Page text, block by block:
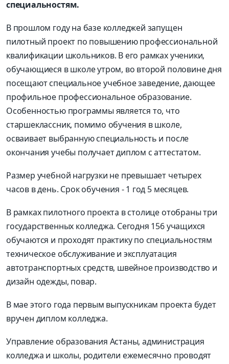
специальностям.
В прошлом году на базе колледжей запущен
пилотный проект по повышению профессиональной
квалификации школьников. В его рамках ученики,
обучающиеся в школе утром, во второй половине дня
посещают специальное учебное заведение, дающее
профильное профессиональное образование.
Особенностью программы является то, что
старшеклассник, помимо обучения в школе,
осваивает выбранную специальность и после
окончания учебы получает диплом с аттестатом.
Размер учебной нагрузки не превышает четырех
часов в день. Срок обучения - 1 год 5 месяцев.
В рамках пилотного проекта в столице отобраны три
государственных колледжа. Сегодня 156 учащихся
обучаются и проходят практику по специальностям
техническое обслуживание и эксплуатация
автотранспортных средств, швейное производство и
дизайн одежды, повар.
В мае этого года первым выпускникам проекта будет
вручен диплом колледжа.
Управление образования Астаны, администрация
колледжа и школы, родители ежемесячно проводят